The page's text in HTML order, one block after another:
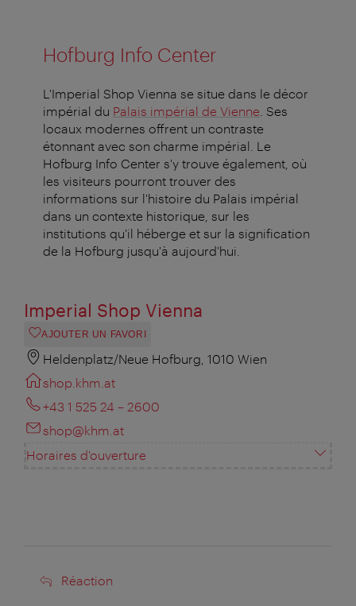
Hofburg Info Center
L'Imperial Shop Vienna se situe dans le décor
impérial du Palais impérial de Vienne . Ses
locaux modernes offrent un contraste
étonnant avec son charme impérial. Le
Hofburg Info Center s'y trouve également, où
les visiteurs pourront trouver des
informations sur l'histoire du Palais impérial
dans un contexte historique, sur les
institutions qu'il héberge et sur la signification
de la Hofburg jusqu'à aujourd'hui.
Imperial Shop Vienna
AJOUTER UN FAVORI
Heldenplatz/Neue Hofburg, 1010 Wien
shop.khm.at
+43 1 525 24 – 2600
shop@khm.at
Horaires d'ouverture
Réaction
Réaction